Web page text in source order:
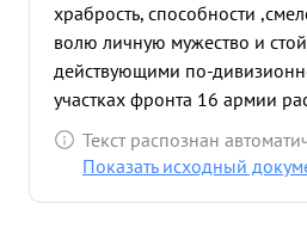
храбрость, способности
волю личную мужество и
действующими по-
участках фронта 16 армии
30 км, благодаря своему
энергии обеспечил
Текст распознан
Показать исходный